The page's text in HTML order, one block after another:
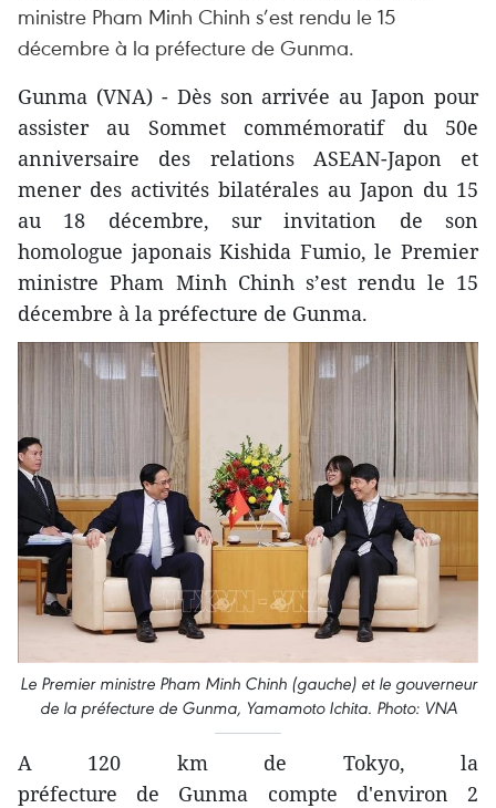
ministre Pham Minh Chinh s’est rendu le 15
décembre à la préfecture de Gunma.
Gunma (VNA) - Dès son arrivée au Japon pour
assister au Sommet commémoratif du 50e
anniversaire des relations ASEAN-Japon et
mener des activités bilatérales au Japon du 15
au 18 décembre, sur invitation de son
homologue japonais Kishida Fumio, le Premier
ministre Pham Minh Chinh s’est rendu le 15
décembre à la préfecture de Gunma.
Le Premier ministre Pham Minh Chinh (gauche) et le gouverneur
de la préfecture de Gunma, Yamamoto Ichita. Photo: VNA
A 120 km de Tokyo, la
préfecture de Gunma compte d'environ 2